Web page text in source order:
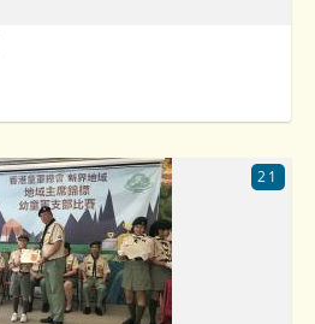
21